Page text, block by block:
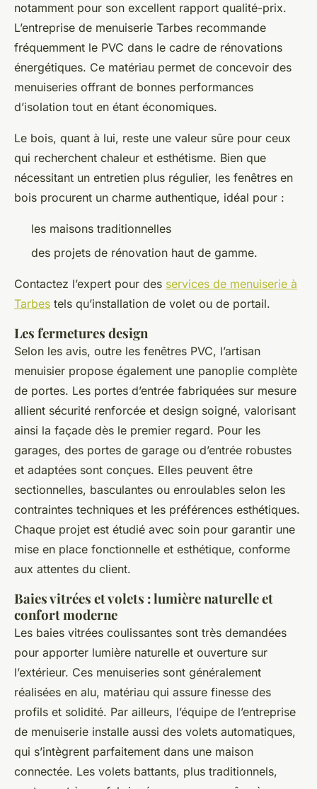
notamment pour son excellent rapport qualité-prix.
L’entreprise de menuiserie Tarbes recommande
fréquemment le PVC dans le cadre de rénovations
énergétiques. Ce matériau permet de concevoir des
menuiseries offrant de bonnes performances
d’isolation tout en étant économiques.
Le bois, quant à lui, reste une valeur sûre pour ceux
qui recherchent chaleur et esthétisme. Bien que
nécessitant un entretien plus régulier, les fenêtres en
bois procurent un charme authentique, idéal pour :
les maisons traditionnelles
des projets de rénovation haut de gamme.
Contactez l’expert pour des services de menuiserie à
Tarbes tels qu’installation de volet ou de portail.
Les fermetures design
Selon les avis, outre les fenêtres PVC, l’artisan
menuisier propose également une panoplie complète
de portes. Les portes d’entrée fabriquées sur mesure
allient sécurité renforcée et design soigné, valorisant
ainsi la façade dès le premier regard. Pour les
garages, des portes de garage ou d’entrée robustes
et adaptées sont conçues. Elles peuvent être
sectionnelles, basculantes ou enroulables selon les
contraintes techniques et les préférences esthétiques.
Chaque projet est étudié avec soin pour garantir une
mise en place fonctionnelle et esthétique, conforme
aux attentes du client.
Baies vitrées et volets : lumière naturelle et
confort moderne
Les baies vitrées coulissantes sont très demandées
pour apporter lumière naturelle et ouverture sur
l’extérieur. Ces menuiseries sont généralement
réalisées en alu, matériau qui assure finesse des
profils et solidité. Par ailleurs, l’équipe de l’entreprise
de menuiserie installe aussi des volets automatiques,
qui s’intègrent parfaitement dans une maison
connectée. Les volets battants, plus traditionnels,